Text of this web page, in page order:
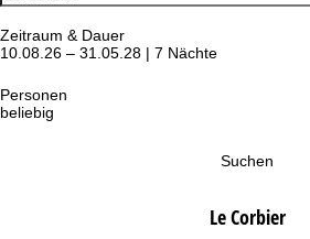
Zeitraum & Dauer
10.08.26 – 31.05.28 | 7 Nächte
Personen
beliebig
Suchen
Le Corbier